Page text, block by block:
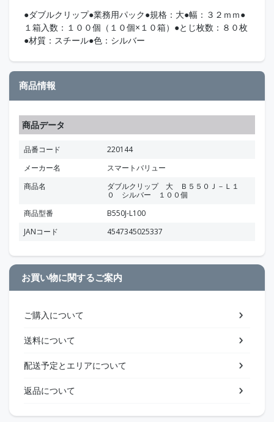
●ダブルクリップ●業務用パック●規格：大●幅：３２ｍｍ●
１箱入数：１００個（１０個×１０箱）●とじ枚数：８０枚
●材質：スチール●色：シルバー
商品情報
商品データ
品番コード
220144
メーカー名
スマートバリュー
商品名
ダブルクリップ 大 Ｂ５５０Ｊ－Ｌ１
０ シルバー １００個
商品型番
B550J-L100
JANコード
4547345025337
お買い物に関するご案内
ご購入について
送料について
配送予定とエリアについて
返品について